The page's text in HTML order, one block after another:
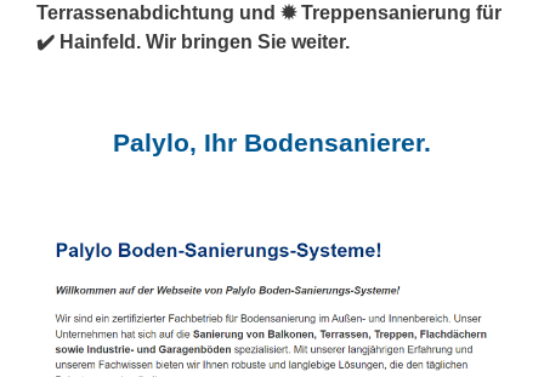
Terrassenabdichtung und ✹ Treppensanierung für
✔️ Hainfeld. Wir bringen Sie weiter.
Palylo, Ihr Bodensanierer.